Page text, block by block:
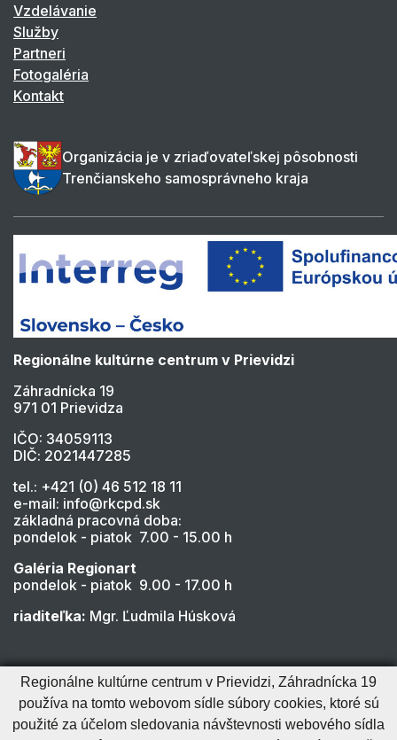
Vzdelávanie
Služby
Partneri
Fotogaléria
Kontakt
Organizácia je v zriaďovateľskej pôsobnosti
Trenčianskeho samosprávneho kraja
Regionálne kultúrne centrum v Prievidzi
Záhradnícka 19
971 01 Prievidza
IČO: 34059113
DIČ: 2021447285
tel.: +421 (0) 46 512 18 11
e-mail: info@rkcpd.sk
základná pracovná doba:
pondelok - piatok 7.00 - 15.00 h
Galéria Regionart
pondelok - piatok 9.00 - 17.00 h
riaditeľka: Mgr. Ľudmila Húsková
Regionálne kultúrne centrum v Prievidzi, Záhradnícka 19
používa na tomto webovom sídle súbory cookies, ktoré sú
použité za účelom sledovania návštevnosti webového sídla